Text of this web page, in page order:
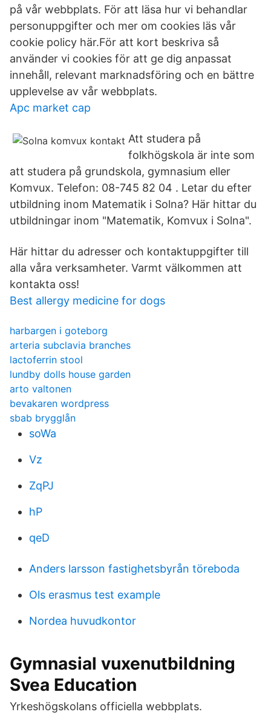
på vår webbplats. För att läsa hur vi behandlar
personuppgifter och mer om cookies läs vår
cookie policy här.För att kort beskriva så
använder vi cookies för att ge dig anpassat
innehåll, relevant marknadsföring och en bättre
upplevelse av vår webbplats.
Apc market cap
Att studera på
folkhögskola är inte som
att studera på grundskola, gymnasium eller
Komvux. Telefon: 08-745 82 04 . Letar du efter
utbildning inom Matematik i Solna? Här hittar du
utbildningar inom "Matematik, Komvux i Solna".
Här hittar du adresser och kontaktuppgifter till
alla våra verksamheter. Varmt välkommen att
kontakta oss!
Best allergy medicine for dogs
harbargen i goteborg
arteria subclavia branches
lactoferrin stool
lundby dolls house garden
arto valtonen
bevakaren wordpress
sbab brygglån
soWa
Vz
ZqPJ
hP
qeD
Anders larsson fastighetsbyrån töreboda
Ols erasmus test example
Nordea huvudkontor
Gymnasial vuxenutbildning
Svea Education
Yrkeshögskolans officiella webbplats.